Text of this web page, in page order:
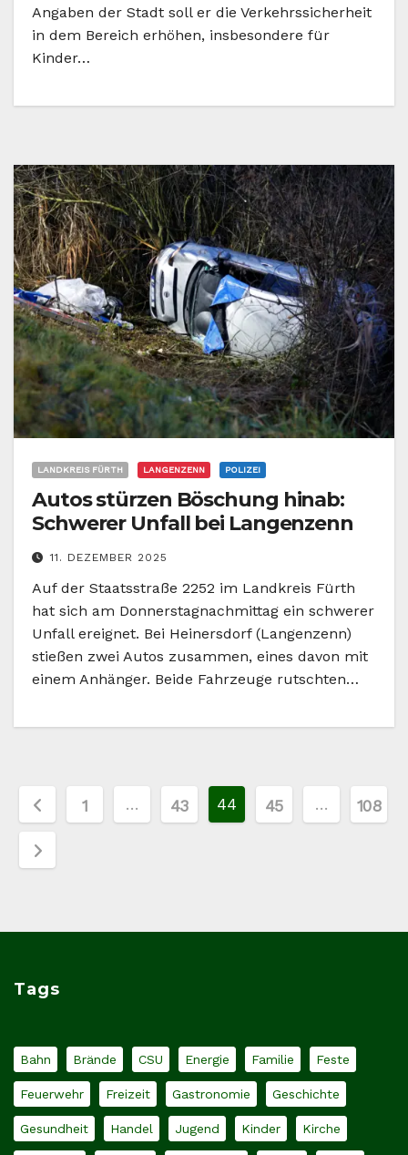
Angaben der Stadt soll er die Verkehrssicherheit
in dem Bereich erhöhen, insbesondere für
Kinder…
LANDKREIS FÜRTH LANGENZENN POLIZEI
Autos stürzen Böschung hinab:
Schwerer Unfall bei Langenzenn
11. DEZEMBER 2025
Auf der Staatsstraße 2252 im Landkreis Fürth
hat sich am Donnerstagnachmittag ein schwerer
Unfall ereignet. Bei Heinersdorf (Langenzenn)
stießen zwei Autos zusammen, eines davon mit
einem Anhänger. Beide Fahrzeuge rutschten…
Seitennummerierung
der
Beiträge
1 … 43 44 45 … 108
Tags
Bahn Brände CSU Energie Familie Feste
Feuerwehr Freizeit Gastronomie Geschichte
Gesundheit Handel Jugend Kinder Kirche